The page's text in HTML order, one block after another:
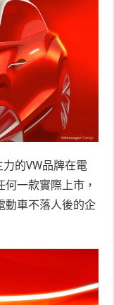
的VW品牌在電
一款實際上市，
動車不落人後的企